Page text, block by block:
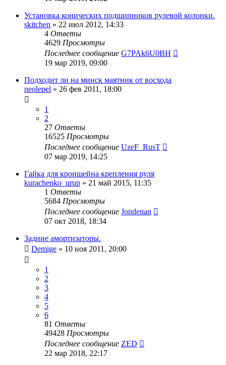
Установка конических подшипников рулевой колонки.
skitchen » 22 июл 2012, 14:33
4 Ответы
4629 Просмотры
Последнее сообщение G7PAk6U0BH
19 мар 2019, 09:00
Подходит ли на минск маятник от восхода
neolepel » 26 фев 2011, 18:00
1
2
27 Ответы
16525 Просмотры
Последнее сообщение UzeF_RusT
07 мар 2019, 14:25
Гайка для кроншейна крепления руля
kurachenko_urup » 21 май 2015, 11:35
1 Ответы
5684 Просмотры
Последнее сообщение Jondenan
07 окт 2018, 18:34
Задние амортизаторы.
Demige » 10 ноя 2011, 20:00
1
2
3
4
5
6
81 Ответы
49428 Просмотры
Последнее сообщение ZED
22 мар 2018, 22:17